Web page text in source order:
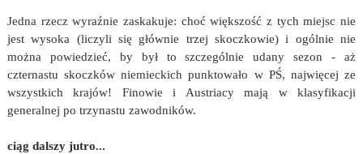
Jedna rzecz wyraźnie zaskakuje: choć większość z tych miejsc nie
jest wysoka (liczyli się głównie trzej skoczkowie) i ogólnie nie
można powiedzieć, by był to szczególnie udany sezon - aż
czternastu skoczków niemieckich punktowało w PŚ, najwięcej ze
wszystkich krajów! Finowie i Austriacy mają w klasyfikacji
generalnej po trzynastu zawodników.
ciąg dalszy jutro...